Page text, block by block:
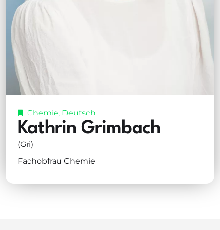
Chemie, Deutsch
Kathrin Grimbach
(Gri)
Fachobfrau Chemie